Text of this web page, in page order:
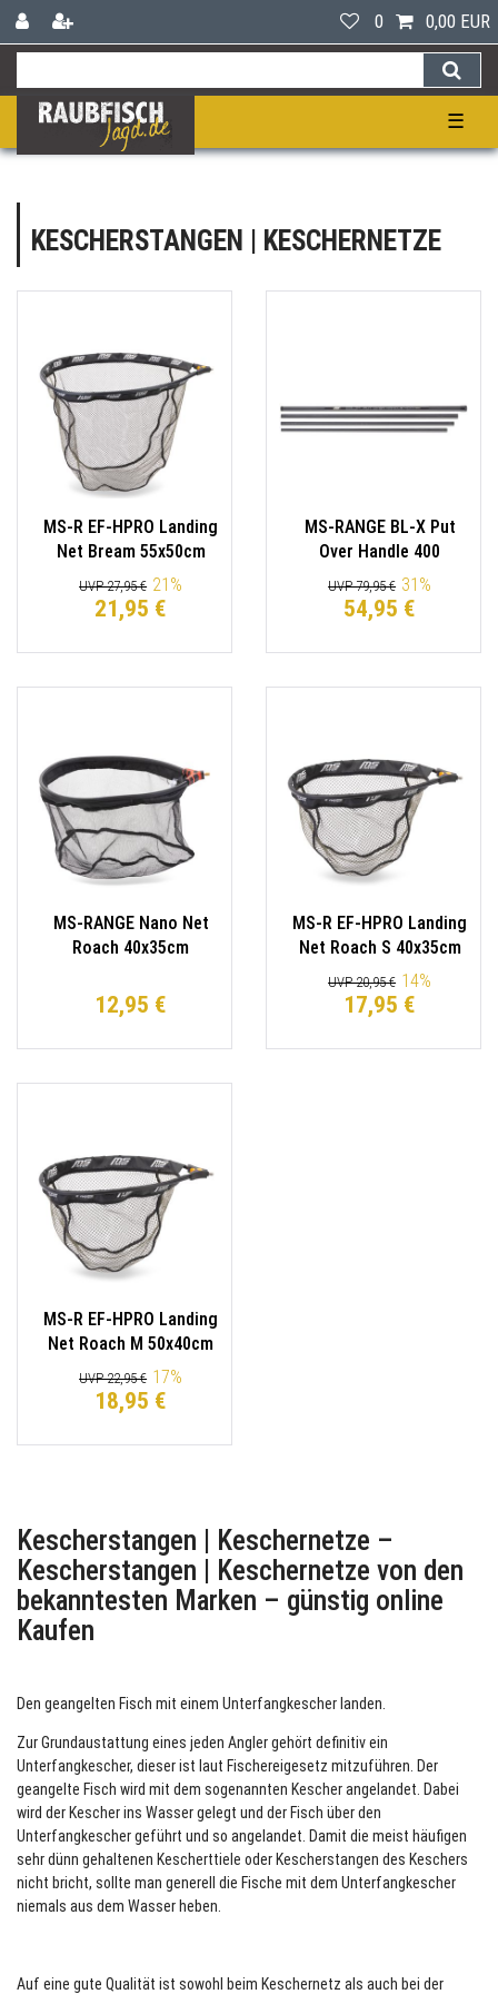
0 0,00 EUR
☰
KESCHERSTANGEN | KESCHERNETZE
MS-R EF-HPRO Landing
Net Bream 55x50cm
Kescherkopf
UVP 27,95 € 21 %
21,95 €
MS-RANGE BL-X Put
Over Handle 400
Kescherstab
UVP 79,95 € 31 %
54,95 €
MS-RANGE Nano Net
Roach 40x35cm
12,95 €
MS-R EF-HPRO Landing
Net Roach S 40x35cm
Kescherkopf
UVP 20,95 € 14%
17,95 €
MS-R EF-HPRO Landing
Net Roach M 50x40cm
Kescherkopf
UVP 22,95 € 17%
18,95 €
Kescherstangen | Keschernetze –
Kescherstangen | Keschernetze von den
bekanntesten Marken – günstig online
Kaufen
Den geangelten Fisch mit einem Unterfangkescher landen.
Zur Grundaustattung eines jeden Angler gehört definitiv ein
Unterfangkescher, dieser ist laut Fischereigesetz mitzuführen. Der
geangelte Fisch wird mit dem sogenannten Kescherangelandet. Dabei
wird der Kescherins Wasser gelegt und der Fisch über den
Unterfangkeschergeführt und so angelandet. Damit die meist häufigen
sehr dünn gehaltenen Kescherttiele oder Kescherstangen des Keschers
nicht bricht, sollte man generell die Fische mit dem Unterfangkescher
niemals aus dem Wasser heben.
Auf eine gute Qualität ist sowohl beim Keschernetz als auch bei der